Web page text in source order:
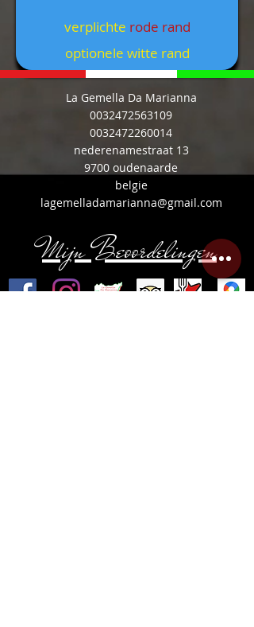
verplichte rode rand
optionele witte rand
La Gemella Da Marianna
0032472563109
0032472260014
nederenamestraat 13
9700 oudenaarde
belgie
lagemelladamarianna@gmail.com
Mijn Beoordelingen